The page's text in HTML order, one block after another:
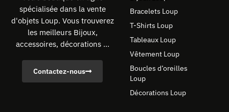
spécialisée dans la vente
d'objets Loup. Vous trouverez
les meilleurs Bijoux,
accessoires, décorations ...
Contactez-nous
Bracelets Loup
T-Shirts Loup
Tableaux Loup
Vêtement Loup
Boucles d’oreilles
Loup
Décorations Loup